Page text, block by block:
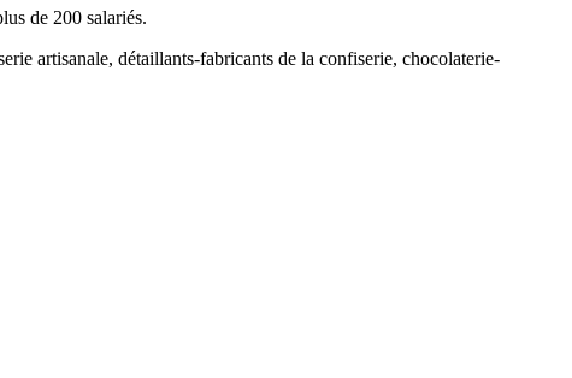
de 200 salariés.
artisanale, détaillants-fabricants de la confiserie, chocolaterie-